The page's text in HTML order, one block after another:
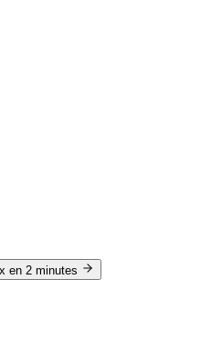
en 2 minutes